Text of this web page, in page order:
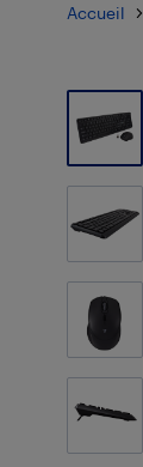
Accueil